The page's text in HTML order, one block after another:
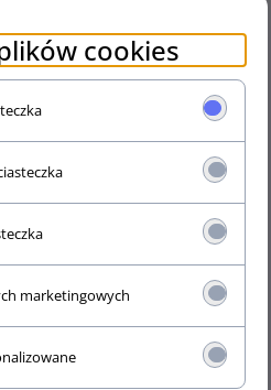
SPECYFIKACJA
osprzętu:
Złoty (GD)
cookies
marketingowych